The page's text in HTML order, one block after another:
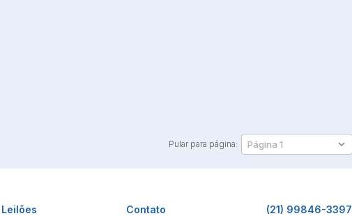
Pular para página:
Leilões
Contato
(21) 99846-3397